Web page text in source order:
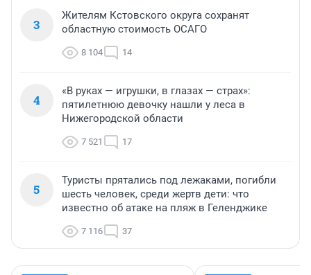
3
Жителям Кстовского округа сохранят
областную стоимость ОСАГО
8 104 14
4
«В руках — игрушки, в глазах — страх»:
пятилетнюю девочку нашли у леса в
Нижегородской области
7 521 17
5
Туристы прятались под лежаками, погибли
шесть человек, среди жертв дети: что
известно об атаке на пляж в Геленджике
7 116 37